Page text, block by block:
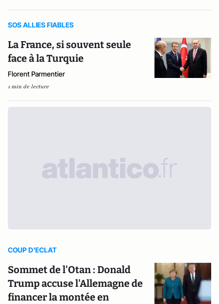
SOS ALLIES FIABLES
La France, si souvent seule
face à la Turquie
Florent Parmentier
1 min de lecture
COUP D'ECLAT
Sommet de l'Otan : Donald
Trump accuse l'Allemagne de
financer la montée en